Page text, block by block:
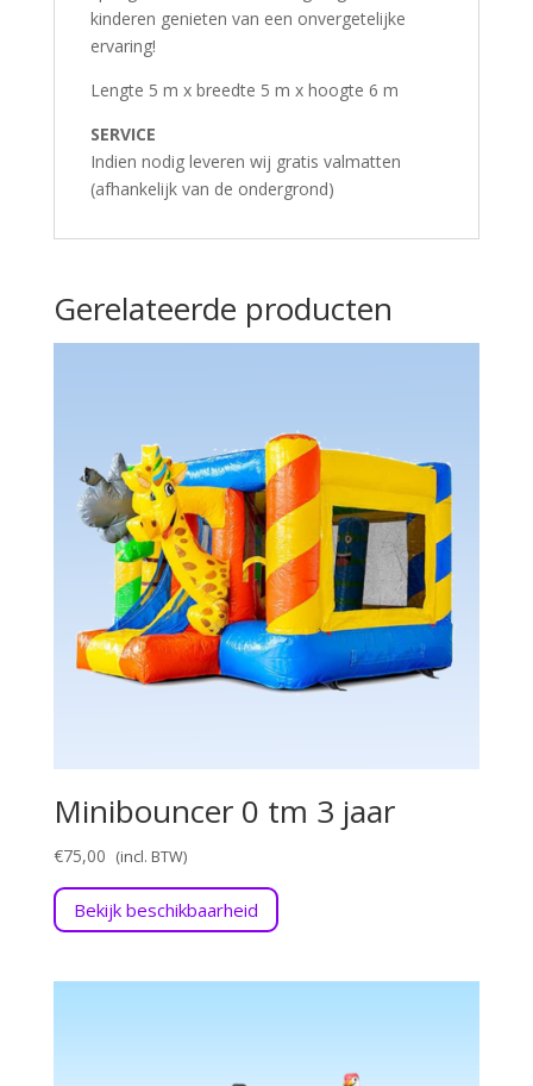
kinderen genieten van een onvergetelijke
ervaring!
Lengte 5 m x breedte 5 m x hoogte 6 m
SERVICE
Indien nodig leveren wij gratis valmatten
(afhankelijk van de ondergrond)
Gerelateerde producten
Minibouncer 0 tm 3 jaar
€75,00
Bekijk beschikbaarheid